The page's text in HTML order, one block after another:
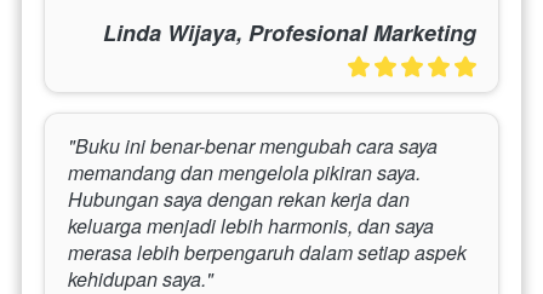
Linda Wijaya, Profesional Marketing
"Buku ini benar-benar mengubah cara saya
memandang dan mengelola pikiran saya.
Hubungan saya dengan rekan kerja dan
keluarga menjadi lebih harmonis, dan saya
merasa lebih berpengaruh dalam setiap aspek
kehidupan saya."